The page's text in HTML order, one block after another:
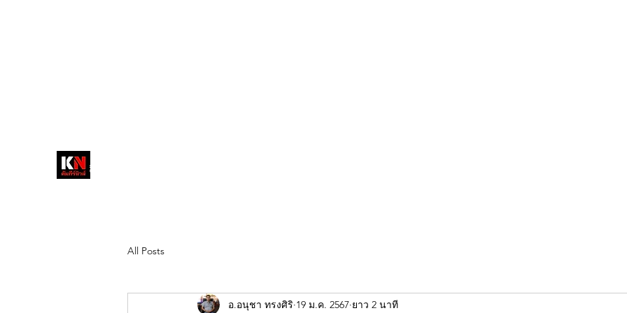
วส์
สื่อลึกวงการสงฆ์ เจาะตรงพระเครื่อง
All Posts
อ.อนุชา ทรงศิริ 19 ม.ค. 2567 ยาว 2 นาที